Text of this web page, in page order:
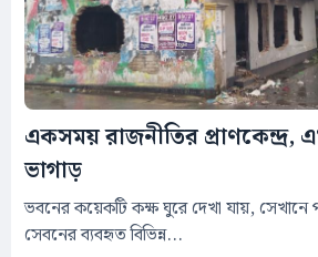
একসময় রাজনীতির প্রাণকেন্দ্র,
ভাগাড়
ভবনের কয়েকটি কক্ষ ঘুরে দেখা যায়, সেখানে
সেবনের ব্যবহৃত বিভিন্ন...